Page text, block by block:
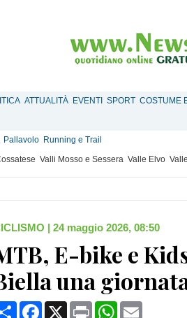
ATTUALITÀ EVENTI SPORT COSTUME
Pallavolo Running e Trail
Valli Mosso e Sessera Valle Elvo
| 24 maggio 2026, 08:50
E-bike e
una
CondividiFacebook
X Print WhatsApp